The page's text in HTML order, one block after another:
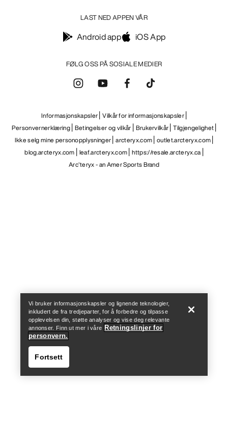
FØLG OSS PÅ SOSIALE MEDIER
LAST NED APPEN VÅR
Android app iOS App
Informasjonskapsler Vilkår for informasjonskapsler
Personvernerklæring Betingelser og vilkår Brukervilkår Tilgjengelighet
Ikke selg mine personopplysninger arcteryx.com outlet.arcteryx.com
blog.arcteryx.com leaf.arcteryx.com https://resale.arcteryx.ca
Arc'teryx - an Amer Sports Brand
Vi bruker informasjonskapsler og lignende teknologier,
inkludert de fra tredjeparter, for å forbedre og tilpasse
opplevelsen din, støtte analyser og vise deg relevante
annonser. Finn ut mer i våre Retningslinjer for
personvern.
Fortsett